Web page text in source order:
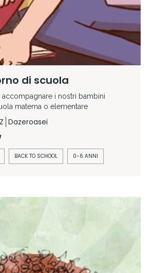
di scuola
accompagnare i nostri bambini
materna o elementare
Dazeroasei
BACK TO SCHOOL 0-6 ANNI